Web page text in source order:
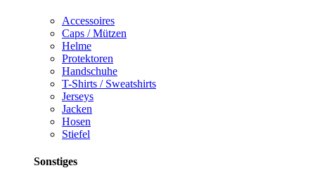
Accessoires
Caps / Mützen
Helme
Protektoren
Handschuhe
T-Shirts / Sweatshirts
Jerseys
Jacken
Hosen
Stiefel
Sonstiges